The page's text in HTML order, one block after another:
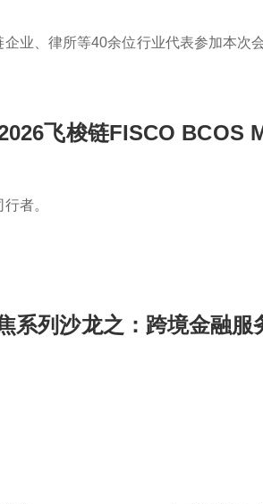
业、律所等40余位行业代表参加本次会
飞梭链FISCO BCOS
者。
系列沙龙之：跨境金融服